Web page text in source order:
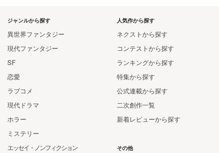
人気作から探す
ネクストから探す
コンテストから探す
ランキングから探す
特集から探す
公式連載から探す
二次創作一覧
新着レビューから探す
ジャンルから探す
異世界ファンタジー
現代ファンタジー
SF
恋愛
ラブコメ
現代ドラマ
ホラー
ミステリー
エッセイ・ノンフィクション
その他